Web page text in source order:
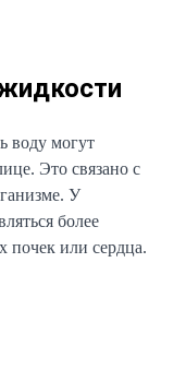
воду могут
Это связано с
У
более
почек или сердца.